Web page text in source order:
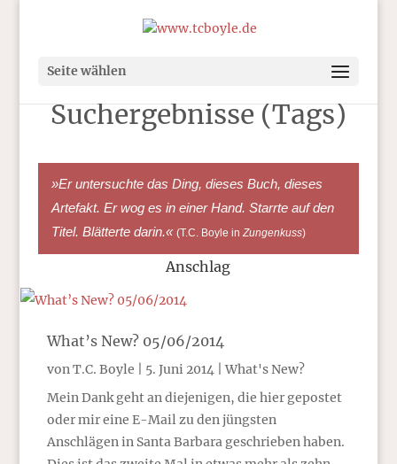
Seite wählen
Suchergebnisse (Tags)
»Er untersuchte das Ding, dieses Buch, dieses
Artefakt. Er wog es in einer Hand. Starrte auf den
Titel. Blätterte darin.« (T.C. Boyle in Zungenkuss)
Anschlag
What’s New? 05/06/2014
vonT.C. Boyle 5. Juni 2014|What's New?
Mein Dank geht an diejenigen, die hier gepostet
oder mir eine E-Mail zu den jüngsten
Anschlägen in Santa Barbara geschrieben haben.